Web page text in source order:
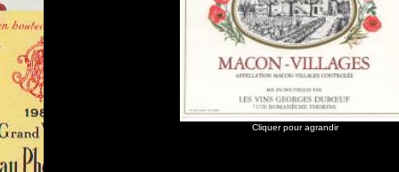
Cliquer pour agrandir